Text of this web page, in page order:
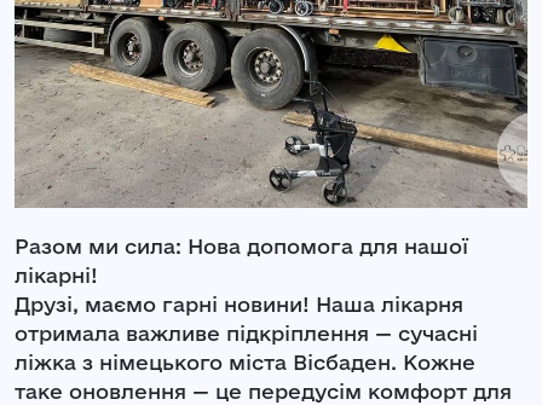
Разом ми сила: Нова допомога для нашої
лікарні!
Друзі, маємо гарні новини! Наша лікарня
отримала важливе підкріплення — сучасні
ліжка з німецького міста Вісбаден. Кожне
таке оновлення — це передусім комфорт для